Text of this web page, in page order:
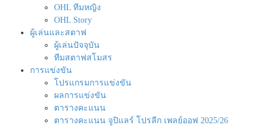
OHL ทีมหญิง
OHL Story
ผู้เล่นและสตาฟ
ผู้เล่นปัจจุบัน
ทีมสตาฟสโมสร
การแข่งขัน
โปรแกรมการแข่งขัน
ผลการแข่งขัน
ตารางคะแนน
ตารางคะแนน จูปิแลร์ โปรลีก เพลย์ออฟ 2025/26